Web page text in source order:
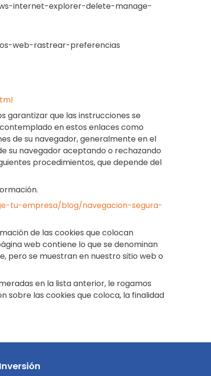
internet-explorer-delete-manage-
web-rastrear-preferencias
garantizar que las instrucciones se
en estos enlaces como
de su navegador, generalmente en el
su navegador aceptando o rechazando
procedimientos, que depende del
tu-empresa/blog/navegacion-segura-
de las cookies que colocan
web contiene lo que se denominan
pero se muestran en nuestro sitio web o
en la lista anterior, le rogamos
las cookies que coloca, la finalidad
Inversión